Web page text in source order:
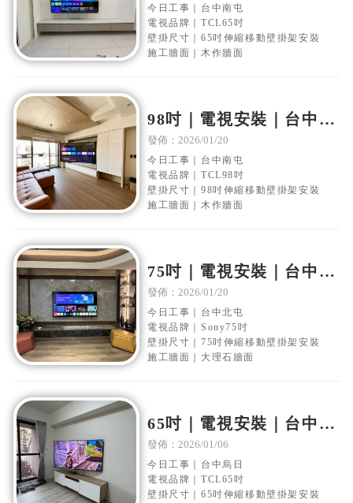
縮壁掛架安裝
今日工事｜台中南屯
電視品牌｜TCL65吋
壁掛尺寸｜65吋伸縮移動壁掛架安裝
施工牆面｜木作牆面
98吋｜電視安裝｜台中南
屯｜木作電視牆｜移動伸
縮壁掛架安裝
發佈：2026/01/20
今日工事｜台中南屯
電視品牌｜TCL98吋
壁掛尺寸｜98吋伸縮移動壁掛架安裝
施工牆面｜木作牆面
75吋｜電視安裝｜台中北
屯｜大理石電視牆｜移動
伸縮壁掛架安裝
發佈：2026/01/20
今日工事｜台中北屯
電視品牌｜Sony75吋
壁掛尺寸｜75吋伸縮移動壁掛架安裝
施工牆面｜大理石牆面
65吋｜電視安裝｜台中烏
日｜水泥電視牆｜移動伸
縮壁掛架安裝
發佈：2026/01/06
今日工事｜台中烏日
電視品牌｜TCL65吋
壁掛尺寸｜65吋伸縮移動壁掛架安裝